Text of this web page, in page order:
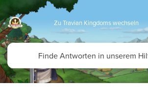
Zu Travian Kingdoms wechseln